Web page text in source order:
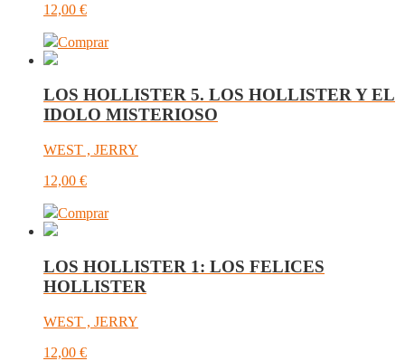
12,00 €
Comprar
LOS HOLLISTER 5. LOS HOLLISTER Y EL
IDOLO MISTERIOSO
WEST , JERRY
12,00 €
Comprar
LOS HOLLISTER 1: LOS FELICES
HOLLISTER
WEST , JERRY
12,00 €